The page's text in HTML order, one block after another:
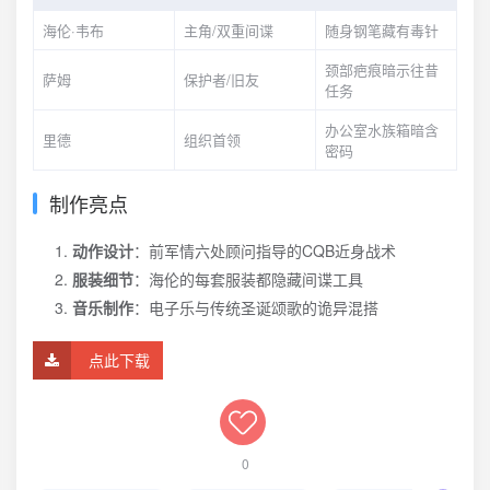
海伦·韦布
主角/双重间谍 随身钢笔藏有毒针
萨姆 保护者/旧友
颈部疤痕暗示往昔
任务
里德 组织首领
办公室水族箱暗含
密码
制作亮点
动作设计：前军情六处顾问指导的CQB近身战术
服装细节：海伦的每套服装都隐藏间谍工具
音乐制作：电子乐与传统圣诞颂歌的诡异混搭
点此下载
0